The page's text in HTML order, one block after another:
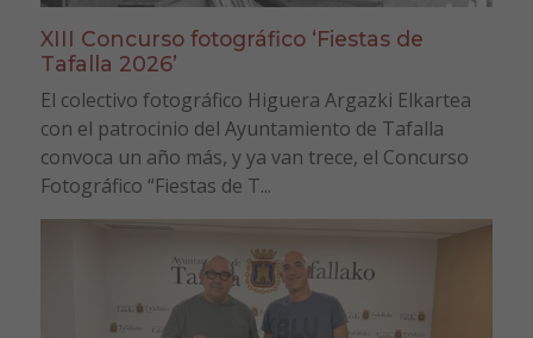
XIII Concurso fotográfico ‘Fiestas de
Tafalla 2026’
El colectivo fotográfico Higuera Argazki Elkartea
con el patrocinio del Ayuntamiento de Tafalla
convoca un año más, y ya van trece, el Concurso
Fotográfico “Fiestas de T...